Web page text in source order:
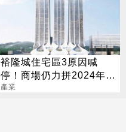
裕隆城住宅區3原因喊
停！商場仍力拼2024年開
幕
產業